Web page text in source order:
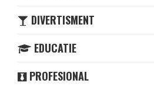
DIVERTISMENT
EDUCATIE
PROFESIONAL